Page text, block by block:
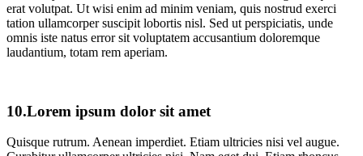
erat volutpat. Ut wisi enim ad minim veniam, quis nostrud exerci
tation ullamcorper suscipit lobortis nisl. Sed ut perspiciatis, unde
omnis iste natus error sit voluptatem accusantium doloremque
laudantium, totam rem aperiam.
10.Lorem ipsum dolor sit amet
Quisque rutrum. Aenean imperdiet. Etiam ultricies nisi vel augue.